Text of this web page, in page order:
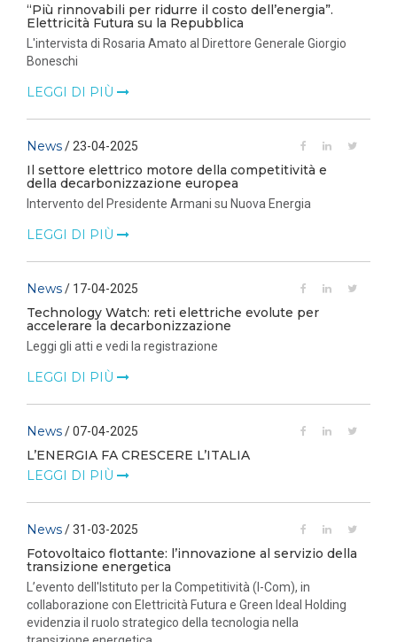
“Più rinnovabili per ridurre il costo dell’energia”.
Elettricità Futura su la Repubblica
L'intervista di Rosaria Amato al Direttore Generale Giorgio
Boneschi
LEGGI DI PIÙ
News/ 23-04-2025
Il settore elettrico motore della competitività e
della decarbonizzazione europea
Intervento del Presidente Armani su Nuova Energia
LEGGI DI PIÙ
News/ 17-04-2025
Technology Watch: reti elettriche evolute per
accelerare la decarbonizzazione
Leggi gli atti e vedi la registrazione
LEGGI DI PIÙ
News/ 07-04-2025
L’ENERGIA FA CRESCERE L’ITALIA
LEGGI DI PIÙ
News/ 31-03-2025
Fotovoltaico flottante: l’innovazione al servizio della
transizione energetica
L’evento dell'Istituto per la Competitività (I-Com), in
collaborazione con Elettricità Futura e Green Ideal Holding
evidenzia il ruolo strategico della tecnologia nella